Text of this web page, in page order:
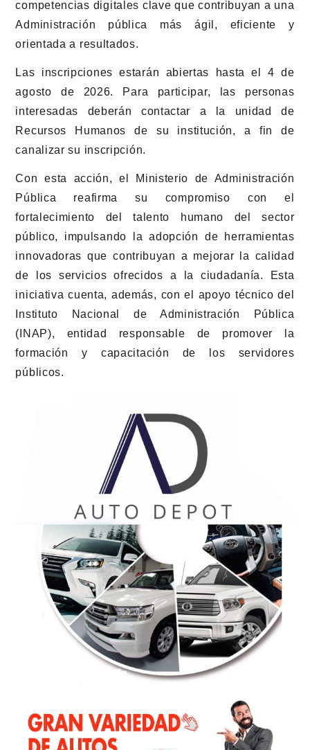
competencias digitales clave que contribuyan a una
Administración pública más ágil, eficiente y
orientada a resultados.
Las inscripciones estarán abiertas hasta el 4 de
agosto de 2026. Para participar, las personas
interesadas deberán contactar a la unidad de
Recursos Humanos de su institución, a fin de
canalizar su inscripción.
Con esta acción, el Ministerio de Administración
Pública reafirma su compromiso con el
fortalecimiento del talento humano del sector
público, impulsando la adopción de herramientas
innovadoras que contribuyan a mejorar la calidad
de los servicios ofrecidos a la ciudadanía. Esta
iniciativa cuenta, además, con el apoyo técnico del
Instituto Nacional de Administración Pública
(INAP), entidad responsable de promover la
formación y capacitación de los servidores
públicos.